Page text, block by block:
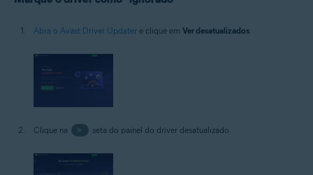
Abra o Avast Driver Updater e clique em Ver desatualizados
Clique na > seta do painel do driver desatualizado.